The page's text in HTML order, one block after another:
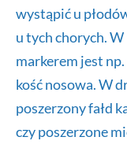
wystąpić u
u tych chorych.
markerem jest
kość nosowa. W
poszerzony fałd
czy poszerzone